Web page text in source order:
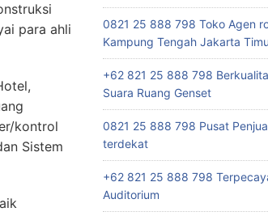
para ahli
kontrol
Sistem
0821 25 888 798 Toko Agen
Kampung Tengah Jakarta
+62 821 25 888 798
Suara Ruang Genset
0821 25 888 798 Pusat
terdekat
+62 821 25 888 798
Auditorium